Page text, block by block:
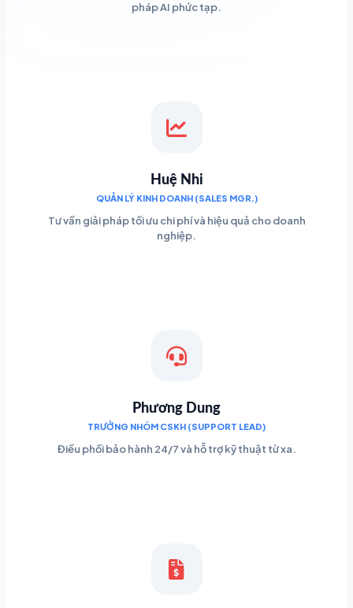
pháp AI phức tạp.
Huệ Nhi
QUẢN LÝ KINH DOANH (SALES MGR.)
Tư vấn giải pháp tối ưu chi phí và hiệu quả cho doanh
nghiệp.
Phương Dung
TRƯỞNG NHÓM CSKH (SUPPORT LEAD)
Điều phối bảo hành 24/7 và hỗ trợ kỹ thuật từ xa.